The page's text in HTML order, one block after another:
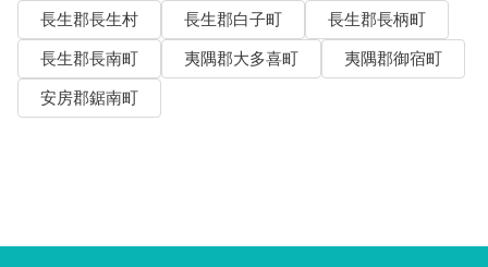
長生郡長生村
長生郡白子町
長生郡長柄町
長生郡長南町
夷隅郡大多喜町
夷隅郡御宿町
安房郡鋸南町